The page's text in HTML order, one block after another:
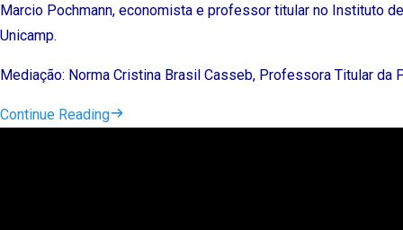
Marcio Pochmann, economista e professor titular no Instituto
Unicamp.
Mediação: Norma Cristina Brasil Casseb, Professora Titular da
Continue Reading